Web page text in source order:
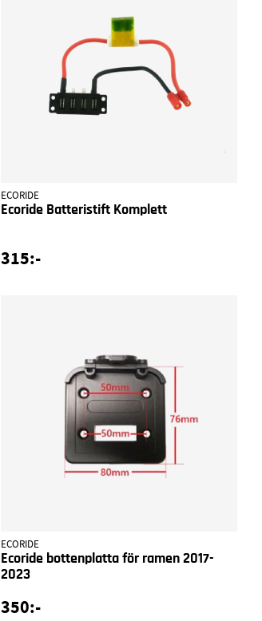
ECORIDE
Ecoride Batteristift Komplett
315:-
ECORIDE
Ecoride bottenplatta för ramen 2017-
2023
350:-